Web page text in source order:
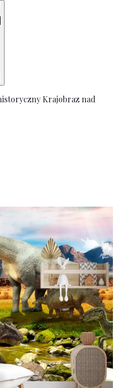
Krajobraz nad